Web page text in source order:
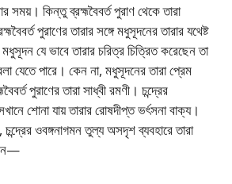
সময়। কিন্তু ব্রহ্মবৈবর্ত পুরাণ থেকে তারা
পুরাণের তারার সঙ্গে মধুসূদনের তারার যথেষ্ট
যে ভাবে তারার চরিত্র চিত্রিত করেছেন তা
যেতে পারে। কেন না, মধুসূদনের তারা প্রেম
পুরাণের তারা সাধ্বী রমণী। চন্দ্রের
শোনা যায় তারার রোষদীপ্ত ভর্ৎসনা বাক্য।
চন্দ্রের ওবঙ্গনাগমন তুল্য অসদৃশ ব্যবহারে তারা